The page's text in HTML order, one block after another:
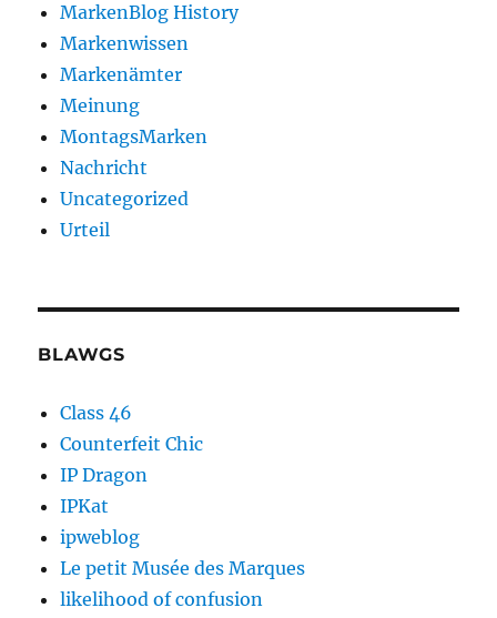
MarkenBlog History
Markenwissen
Markenämter
Meinung
MontagsMarken
Nachricht
Uncategorized
Urteil
BLAWGS
Class 46
Counterfeit Chic
IP Dragon
IPKat
ipweblog
Le petit Musée des Marques
likelihood of confusion